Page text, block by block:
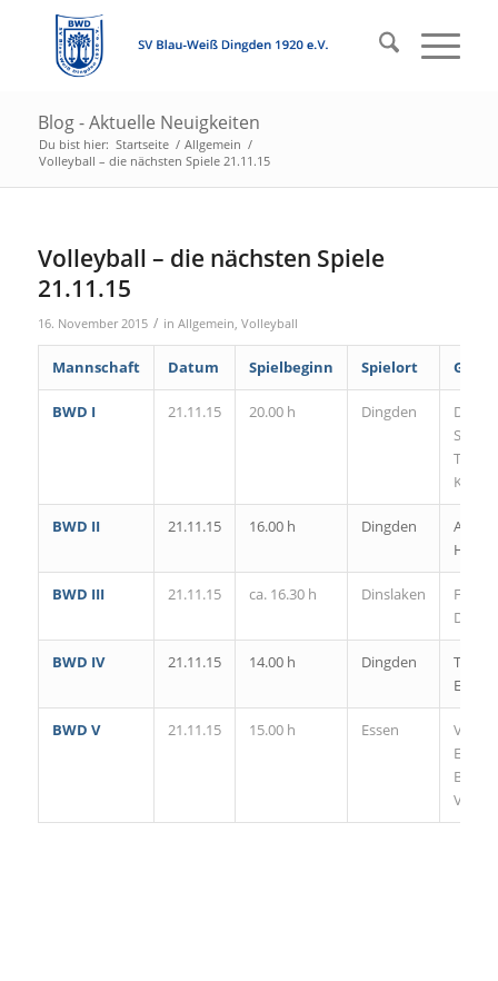
Blog - Aktuelle Neuigkeiten
Du bist hier: Startseite / Allgemein /
Volleyball – die nächsten Spiele 21.11.15
Volleyball – die nächsten Spiele
21.11.15
16. November 2015 / in Allgemein, Volleyball
Mannschaft Datum Spielbeginn Spielort
BWD I 21.11.15 20.00 h Dingden
DSHS
Snow
Trex
Köln
BWD II 21.11.15 16.00 h Dingden
ATV
BWD III 21.11.15 ca. 16.30 h Dinslaken
FS
BWD IV 21.11.15 14.00 h Dingden
Essen
BWD V 21.11.15 15.00 h Essen
VC
Essen-
VI